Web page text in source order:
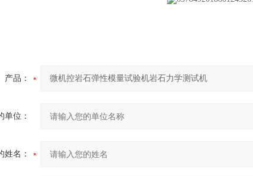
产品：
单位：
姓名：